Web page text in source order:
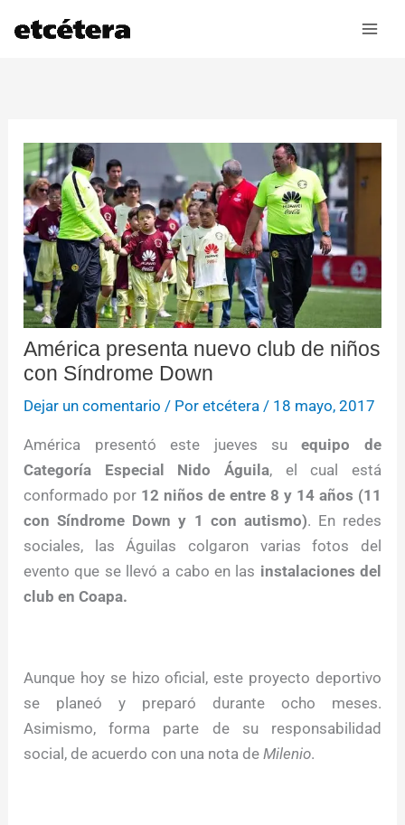
América presenta nuevo club de niños
con Síndrome Down
Dejar un comentario / Poretcétera / 18 mayo, 2017
América presentó este jueves suequipo de
Categoría Especial Nido Águila, el cual está
conformado por 12 niños de entre 8 y 14 años (11
con Síndrome Down y 1 con autismo). En redes
sociales, las Águilas colgaron varias fotos del
evento que se llevó a cabo en las instalaciones del
club en Coapa.
Aunque hoy se hizo oficial, este proyecto deportivo
se planeó y preparó durante ocho meses.
Asimismo, forma parte de su responsabilidad
social, de acuerdo con una nota deMilenio.